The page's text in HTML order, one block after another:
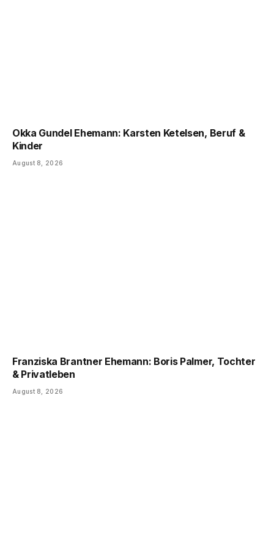
Okka Gundel Ehemann: Karsten Ketelsen, Beruf &
Kinder
August 8, 2026
Franziska Brantner Ehemann: Boris Palmer, Tochter
& Privatleben
August 8, 2026